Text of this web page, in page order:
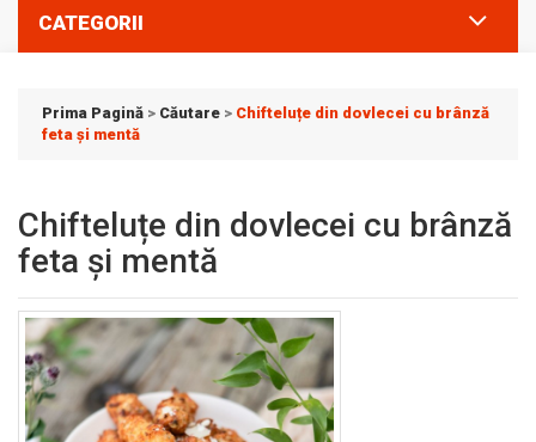
CATEGORII
Prima Pagină > Căutare > Chifteluțe din dovlecei cu brânză
feta și mentă
Chifteluțe din dovlecei cu brânză
feta și mentă